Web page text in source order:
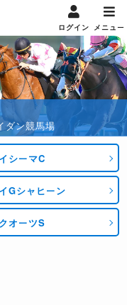
ログイン メニュー
ダン競馬場
シーマC
Gシャヒーン
オーツS